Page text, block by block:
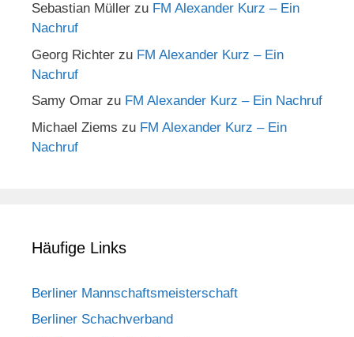
Sebastian Müller zu FM Alexander Kurz – Ein
Nachruf
Georg Richter zu FM Alexander Kurz – Ein
Nachruf
Samy Omar zu FM Alexander Kurz – Ein Nachruf
Michael Ziems zu FM Alexander Kurz – Ein
Nachruf
Häufige Links
Berliner Mannschaftsmeisterschaft
Berliner Schachverband